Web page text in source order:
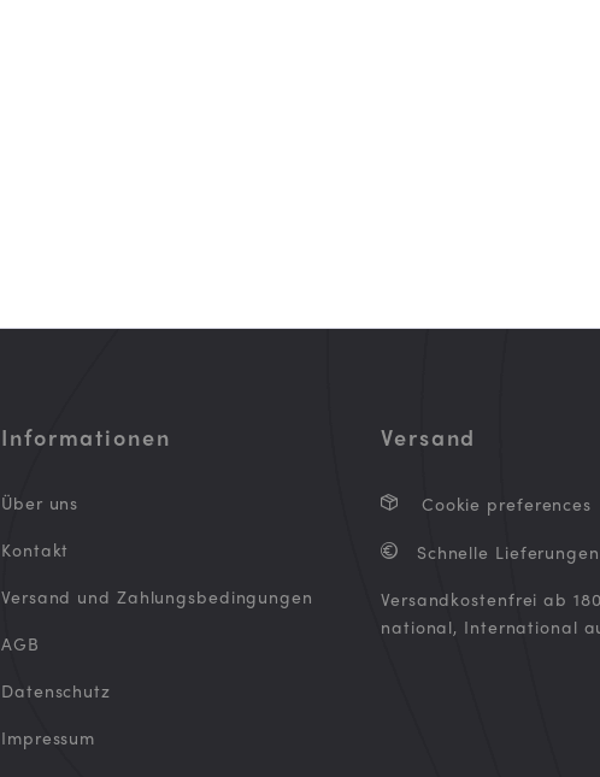
Informationen
Über uns
Kontakt
Versand und Zahlungsbedingungen
AGB
Datenschutz
Impressum
Versand
Cookie preferences
Schnelle
Versandkostenfrei ab
national, International